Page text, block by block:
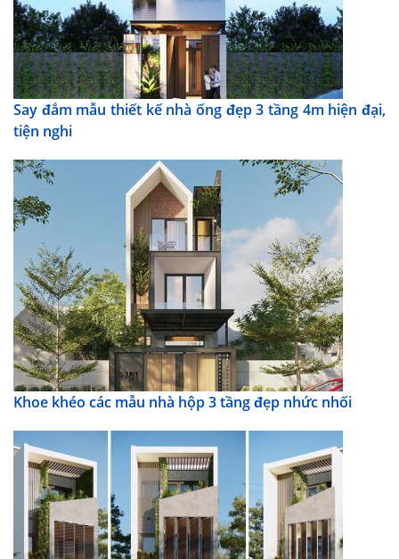
Say đắm mẫu thiết kế nhà ống đẹp 3 tầng 4m hiện đại,
tiện nghi
Khoe khéo các mẫu nhà hộp 3 tầng đẹp nhức nhối